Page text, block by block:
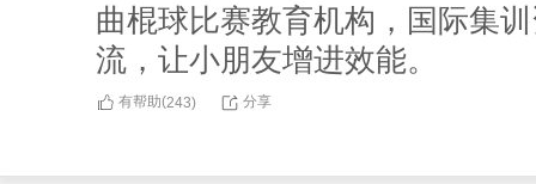
曲棍球比赛教育机构，国际集
流，让小朋友增进效能。
有帮助(243) 分享